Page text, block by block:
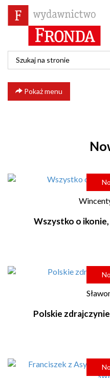
Pokaż menu
Wszystko o
Polskie